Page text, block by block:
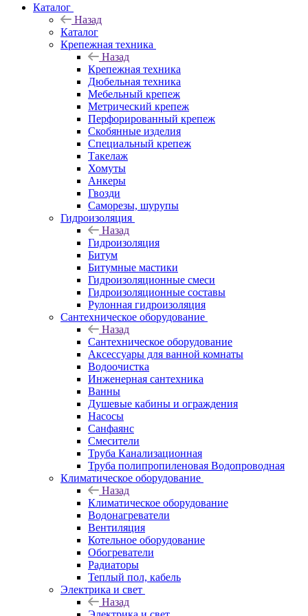
Каталог
Назад
Каталог
Крепежная техника
Назад
Крепежная техника
Дюбельная техника
Мебельный крепеж
Метрический крепеж
Перфорированный крепеж
Скобянные изделия
Специальный крепеж
Такелаж
Хомуты
Анкеры
Гвозди
Саморезы, шурупы
Гидроизоляция
Назад
Гидроизоляция
Битум
Битумные мастики
Гидроизоляционные смеси
Гидроизоляционные составы
Рулонная гидроизоляция
Сантехническое оборудование
Назад
Сантехническое оборудование
Аксессуары для ванной комнаты
Водоочистка
Инженерная сантехника
Ванны
Душевые кабины и ограждения
Насосы
Санфаянс
Смесители
Труба Канализационная
Труба полипропиленовая Водопроводная
Климатическое оборудование
Назад
Климатическое оборудование
Водонагреватели
Вентиляция
Котельное оборудование
Обогреватели
Радиаторы
Теплый пол, кабель
Электрика и свет
Назад